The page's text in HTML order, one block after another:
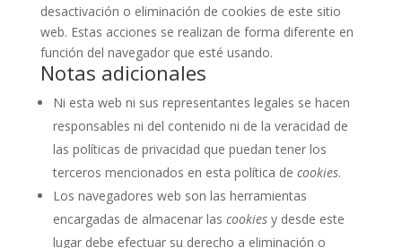
desactivación o eliminación de cookies de este sitio
web. Estas acciones se realizan de forma diferente en
función del navegador que esté usando.
Notas adicionales
Ni esta web ni sus representantes legales se hacen
responsables ni del contenido ni de la veracidad de
las políticas de privacidad que puedan tener los
terceros mencionados en esta política de cookies.
Los navegadores web son las herramientas
encargadas de almacenar las cookiesy desde este
lugar debe efectuar su derecho a eliminación o